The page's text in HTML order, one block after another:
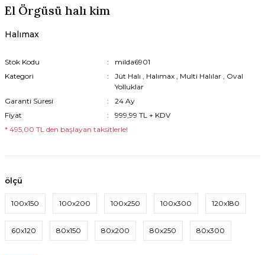
El Örgüsü halı kim
Halımax
Stok Kodu
milda6901
Kategori
Jüt Halı , Halımax , Multi Halılar , Oval
Yolluklar
Garanti Süresi
24 Ay
Fiyat
999,99 TL + KDV
* 495,00 TL den başlayan taksitlerle!
ölçü
100x150 100x200 100x250 100x300 120x180
60x120 80x150 80x200 80x250 80x300